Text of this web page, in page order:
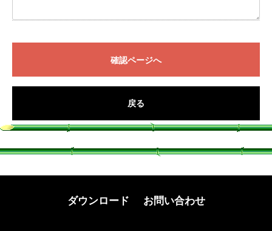
確認ページへ
戻る
ダウンロード お問い合わせ